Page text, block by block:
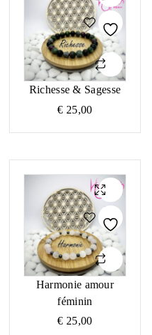
Richesse & Sagesse
€ 25,00
Harmonie amour
féminin
€ 25,00